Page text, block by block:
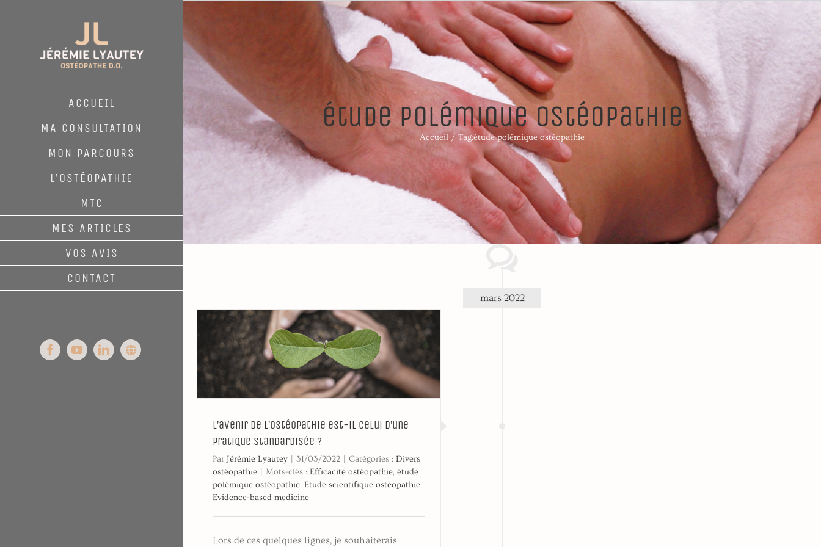
ACCUEIL
MA CONSULTATION
MON PARCOURS
L’OSTÉOPATHIE
MTC
MES ARTICLES
VOS AVIS
CONTACT
FacebookYouTubeLinkedInSyntoni
étude polémique ostéopathie
Accueil Tag:étude polémique ostéopathie
mars 2022
L’avenir de l’ostéopathie est-il celui d’une
pratique standardisée ?
Par Jérémie Lyautey 31/03/2022 Catégories : Divers
ostéopathie
Mots-clés : Efficacité ostéopathie, étude
polémique ostéopathie, Etude scientifique ostéopathie,
Evidence-based medicine
Lors de ces quelques lignes, je souhaiterais